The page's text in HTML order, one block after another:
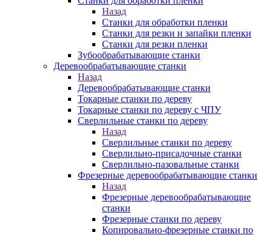
Назад
Станки для обработки пленки
Станки для резки и запайки пленки
Станки для резки пленки
Зубообрабатывающие станки
Деревообрабатывающие станки
Назад
Деревообрабатывающие станки
Токарные станки по дереву
Токарные станки по дереву с ЧПУ
Сверлильные станки по дереву
Назад
Сверлильные станки по дереву
Сверлильно-присадочные станки
Сверлильно-пазовальные станки
Фрезерные деревообрабатывающие станки
Назад
Фрезерные деревообрабатывающие
станки
Фрезерные станки по дереву
Копировально-фрезерные станки по